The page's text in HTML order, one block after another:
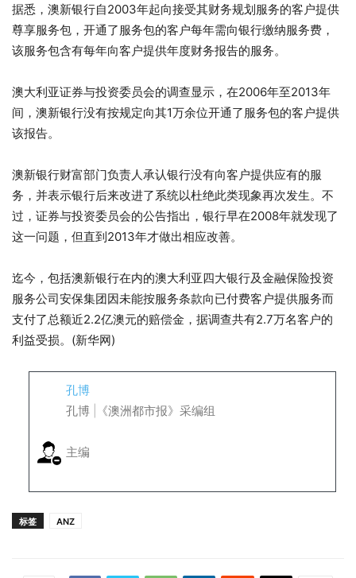
据悉，澳新银行自2003年起向接受其财务规划服务的客户提供
尊享服务包，开通了服务包的客户每年需向银行缴纳服务费，
该服务包含有每年向客户提供年度财务报告的服务。
澳大利亚证券与投资委员会的调查显示，在2006年至2013年
间，澳新银行没有按规定向其1万余位开通了服务包的客户提供
该报告。
澳新银行财富部门负责人承认银行没有向客户提供应有的服
务，并表示银行后来改进了系统以杜绝此类现象再次发生。不
过，证券与投资委员会的公告指出，银行早在2008年就发现了
这一问题，但直到2013年才做出相应改善。
迄今，包括澳新银行在内的澳大利亚四大银行及金融保险投资
服务公司安保集团因未能按服务条款向已付费客户提供服务而
支付了总额近2.2亿澳元的赔偿金，据调查共有2.7万名客户的
利益受损。(新华网)
孔博
孔博 |《澳洲都市报》采编组
主编
标签 ANZ